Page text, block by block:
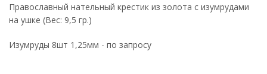
Православный нательный крестик из золота с изумрудами
на ушке (Вес: 9,5 гр.)
Изумруды 8шт 1,25мм - по запросу